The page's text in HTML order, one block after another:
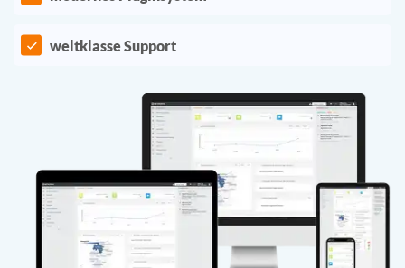
weltklasse Support